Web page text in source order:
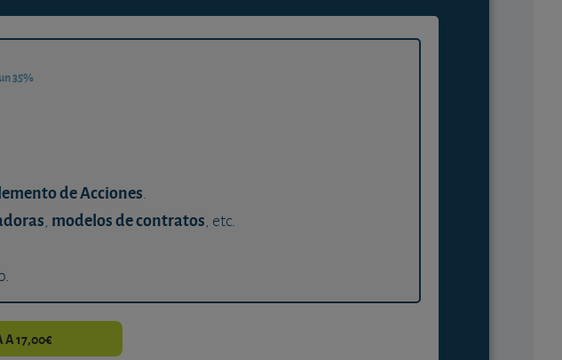
35%
de Acciones.
, modelos de contratos, etc.
A 17,00€